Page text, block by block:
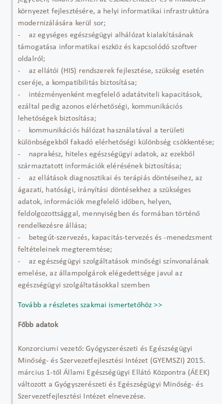
környezet fejlesztésére, a helyi informatikai infrastruktúra
modernizálására kerül sor;
- az egységes egészségügyi alhálózat kialakításának
támogatása informatikai eszköz és kapcsolódó szoftver
oldalról;
- az ellátói (HIS) rendszerek fejlesztése, szükség esetén
cseréje, a kompatibilitás biztosítása;
- intézményenként megfelelő adatátviteli kapacitások,
ezáltal pedig azonos elérhetőségi, kommunikációs
lehetőségek biztosítása;
- kommunikációs hálózat használatával a területi
különbségekből fakadó elérhetőségi különbség csökkentése;
- naprakész, hiteles egészségügyi adatok, az ezekből
származtatott információk elérésének biztosítása;
- az ellátások diagnosztikai és terápiás döntéseihez, az
ágazati, hatósági, irányítási döntésekhez a szükséges
adatok, információk megfelelő időben, helyen,
feldolgozottsággal, mennyiségben és formában történő
rendelkezésre állása;
- betegút-szervezés, kapacitás-tervezés és -menedzsment
feltételeinek megteremtése;
- az egészségügyi szolgáltatások minőségi színvonalának
emelése, az állampolgárok elégedettsége javul az
egészségügyi szolgáltatásokkal szemben
Tovább a részletes szakmai ismertetőhöz >>
Főbb adatok
Konzorciumi vezető: Gyógyszerészeti és Egészségügyi
Minőség- és Szervezetfejlesztési Intézet (GYEMSZI) 2015.
március 1-től Állami Egészségügyi Ellátó Központra (ÁEEK)
változott a Gyógyszerészeti és Egészségügyi Minőség- és
Szervezetfejlesztési Intézet elnevezése.